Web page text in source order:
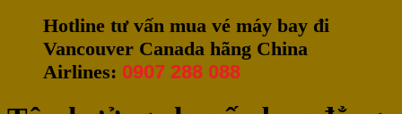
Hotline tư vấn mua vé máy bay đi
Vancouver Canada hãng China
Airlines: 0907 288 088